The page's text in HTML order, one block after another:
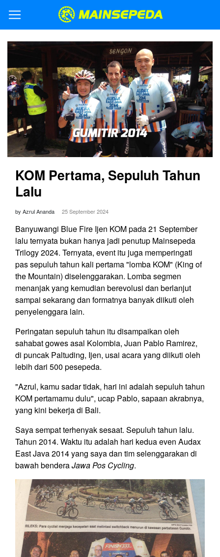
KOM Pertama, Sepuluh Tahun
Lalu
by Azrul Ananda 25 September 2024
Banyuwangi Blue Fire Ijen KOM pada 21 September
lalu ternyata bukan hanya jadi penutup Mainsepeda
Trilogy 2024. Ternyata, event itu juga memperingati
pas sepuluh tahun kali pertama "lomba KOM" (King of
the Mountain) diselenggarakan. Lomba segmen
menanjak yang kemudian berevolusi dan berlanjut
sampai sekarang dan formatnya banyak diikuti oleh
penyelenggara lain.
Peringatan sepuluh tahun itu disampaikan oleh
sahabat gowes asal Kolombia, Juan Pablo Ramirez,
di puncak Paltuding, Ijen, usai acara yang diikuti oleh
lebih dari 500 pesepeda.
"Azrul, kamu sadar tidak, hari ini adalah sepuluh tahun
KOM pertamamu dulu", ucap Pablo, sapaan akrabnya,
yang kini bekerja di Bali.
Saya sempat terhenyak sesaat. Sepuluh tahun lalu.
Tahun 2014. Waktu itu adalah hari kedua even Audax
East Java 2014 yang saya dan tim selenggarakan di
bawah benderaJawa Pos Cycling.